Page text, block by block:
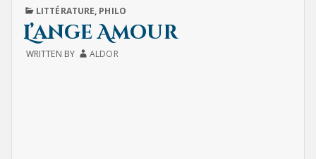
CORROMPUS
DE
FAÇON
RÉPUGNANTE…
PUBLISHED
LITTÉRATURE, PHILO
L’ange Amour
WRITTEN BY ALDOR